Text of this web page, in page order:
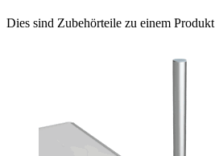
Dies sind Zubehörteile zu einem Produkt